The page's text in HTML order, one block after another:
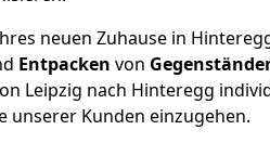
neuen Zuhause in
Entpacken von
Leipzig nach Hinteregg
unserer Kunden einzugehen.